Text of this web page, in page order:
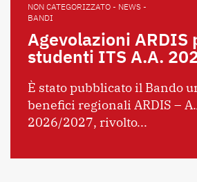
NON CATEGORIZZATO - NEWS -
BANDI
Agevolazioni ARDIS
studenti ITS A.A.
È stato pubblicato il Bando
benefici regionali ARDIS –
2026/2027, rivolto...